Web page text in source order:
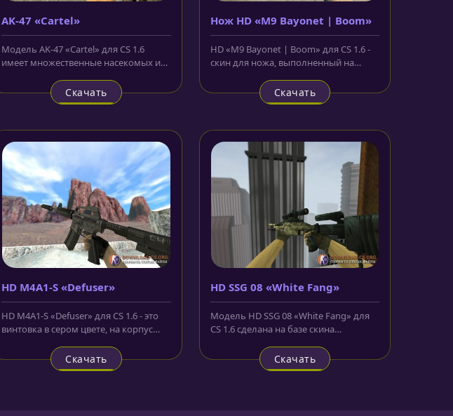
AK-47 «Cartel»
Модель AK-47 «Cartel» для CS 1.6
имеет множественные насекомых и
Скачать
Нож HD «M9 Bayonet | Boom»
HD «M9 Bayonet | Boom» для CS 1.6 -
скин для ножа, выполненный на
Скачать
HD M4A1-S «Defuser»
HD M4A1-S «Defuser» для CS 1.6 - это
винтовка в сером цвете, на корпус
Скачать
HD SSG 08 «White Fang»
Модель HD SSG 08 «White Fang» для
CS 1.6 сделана на базе скина
Скачать